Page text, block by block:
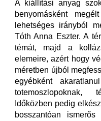
A kiállítási anyag
benyomásként
lehetséges irányból
Tóth Anna Eszter. A
témát, majd a
elemeire, azért hogy
méretben újból
egyébként
totemoszlopoknak,
Időközben pedig
bosszantóan